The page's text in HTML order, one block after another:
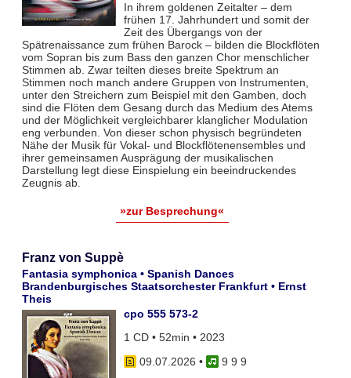
In ihrem goldenen Zeitalter – dem
frühen 17. Jahrhundert und somit der
Zeit des Übergangs von der
Spätrenaissance zum frühen Barock – bilden die Blockflöten
vom Sopran bis zum Bass den ganzen Chor menschlicher
Stimmen ab. Zwar teil­ten dieses breite Spektrum an
Stimmen noch manch andere Gruppen von Instrumenten,
unter den Streichern zum Bei­spiel mit den Gamben, doch
sind die Flöten dem Gesang durch das Medium des Atems
und der Möglichkeit vergleich­barer klanglicher Modulation
eng verbunden. Von dieser schon physisch begründeten
Nähe der Musik für Vokal- und Blockflö­tenensembles und
ihrer gemeinsamen Ausprägung der musikalischen
Darstellung legt diese Einspielung ein beeindruckendes
Zeugnis ab.
»zur Besprechung«
Franz von Suppè
Fantasia symphonica • Spanish Dances
Brandenburgisches Staatsorchester Frankfurt • Ernst
Theis
cpo 555 573-2
1 CD • 52min • 2023
09.07.2026 •
9 9 9